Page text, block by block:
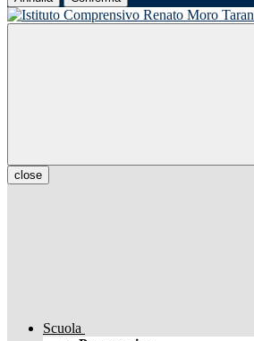
close
Scuola